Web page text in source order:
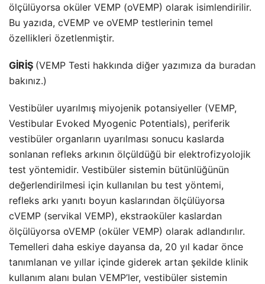
ölçülüyorsa oküler VEMP (oVEMP) olarak isimlendirilir.
Bu yazıda, cVEMP ve oVEMP testlerinin temel
özellikleri özetlenmiştir.
GİRİŞ (VEMP Testi hakkında diğer yazımıza da buradan
bakınız.)
Vestibüler uyarılmış miyojenik potansiyeller (VEMP,
Vestibular Evoked Myogenic Potentials), periferik
vestibüler organların uyarılması sonucu kaslarda
sonlanan refleks arkının ölçüldüğü bir elektrofizyolojik
test yöntemidir. Vestibüler sistemin bütünlüğünün
değerlendirilmesi için kullanılan bu test yöntemi,
refleks arkı yanıtı boyun kaslarından ölçülüyorsa
cVEMP (servikal VEMP), ekstraoküler kaslardan
ölçülüyorsa oVEMP (oküler VEMP) olarak adlandırılır.
Temelleri daha eskiye dayansa da, 20 yıl kadar önce
tanımlanan ve yıllar içinde giderek artan şekilde klinik
kullanım alanı bulan VEMP’ler, vestibüler sistemin